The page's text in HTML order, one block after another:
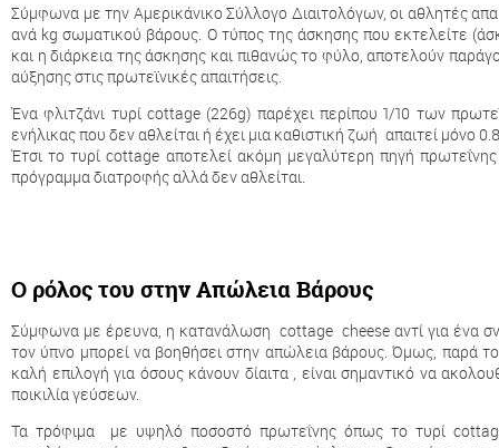
Σύμφωνα με την Αμερικάνικο Σύλλογο Διαιτολόγων, οι αθλητές
ανά kg σωματικού βάρους. Ο τύπος της άσκησης που εκτελείτε
και η διάρκεια της άσκησης και πιθανώς το φύλο, αποτελούν
αύξησης στις πρωτεϊνικές απαιτήσεις.
Ένα φλιτζάνι τυρί cottage (226g) παρέχει περίπου 1/10 των
ενήλικας που δεν αθλείται ή έχει μια καθιστική ζωή απαιτεί μόνο
Έτσι το τυρί cottage αποτελεί ακόμη μεγαλύτερη πηγή
πρόγραμμα διατροφής αλλά δεν αθλείται.
Ο ρόλος του στην Απώλεια Βάρους
Σύμφωνα με έρευνα, η κατανάλωση cottage cheese αντί για ένα
τον ύπνο μπορεί να βοηθήσει στην απώλεια βάρους. Όμως, παρά το
καλή επιλογή για όσους κάνουν δίαιτα , είναι σημαντικό να
ποικιλία γεύσεων.
Τα τρόφιμα με υψηλό ποσοστό πρωτεΐνης όπως το τυρί